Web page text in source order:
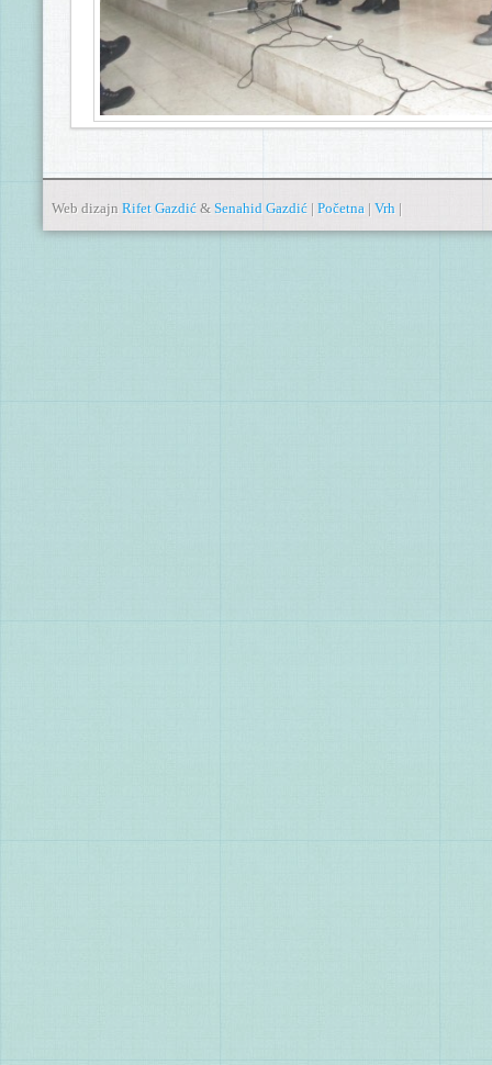
Web dizajn Rifet Gazdić & Senahid Gazdić | Početna | Vrh |